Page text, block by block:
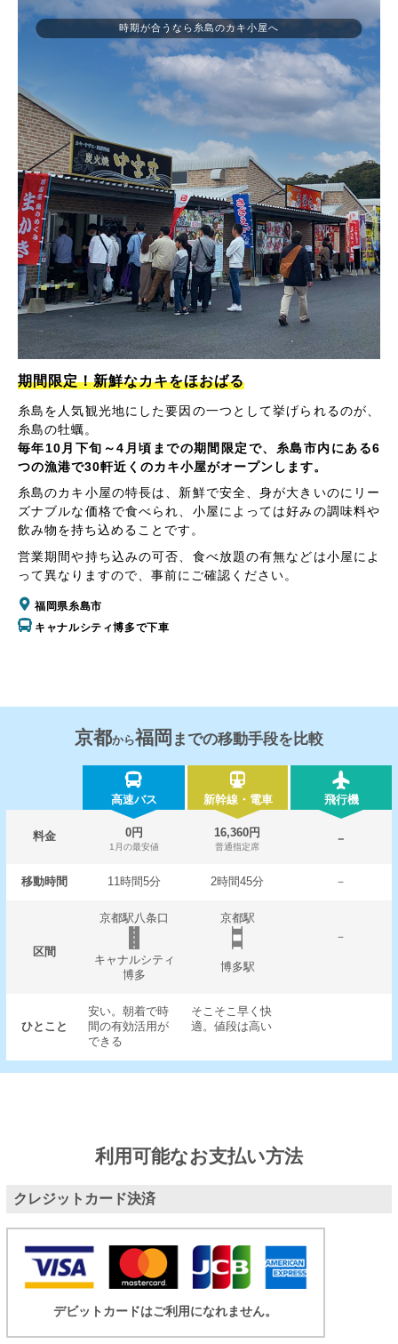
期間限定！新鮮なカキをほおばる
糸島を人気観光地にした要因の一つとして挙げられるのが、
糸島の牡蠣。
毎年10月下旬～4月頃までの期間限定で、糸島市内にある6
つの漁港で30軒近くのカキ小屋がオープンします。
糸島のカキ小屋の特長は、新鮮で安全、身が大きいのにリー
ズナブルな価格で食べられ、小屋によっては好みの調味料や
飲み物を持ち込めることです。
営業期間や持ち込みの可否、食べ放題の有無などは小屋によ
って異なりますので、事前にご確認ください。
福岡県糸島市
キャナルシティ博多で下車
時期が合うなら糸島のカキ小屋へ
京都から福岡 までの移動手段を比較
高速バス 新幹線・電車 飛行機
料金 0円
1月の最安値
16,360円
普通指定席
－
移動時間 11時間5分 2時間45分 －
区間
京都駅八条口
京都駅
－
キャナルシティ
博多
博多駅
ひとこと
安い。朝着で時
間の有効活用が
できる
そこそこ早く快
適。値段は高い
利用可能なお支払い方法
クレジットカード決済
デビットカードはご利用になれません。